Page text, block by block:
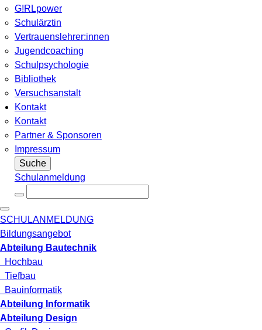
G!RLpower
Schulärztin
Vertrauenslehrer:innen
Jugendcoaching
Schulpsychologie
Bibliothek
Versuchsanstalt
Kontakt
Kontakt
Partner & Sponsoren
Impressum
Suche
Schulanmeldung
SCHULANMELDUNG
Bildungsangebot
Abteilung Bautechnik
Hochbau
Tiefbau
Bauinformatik
Abteilung Informatik
Abteilung Design